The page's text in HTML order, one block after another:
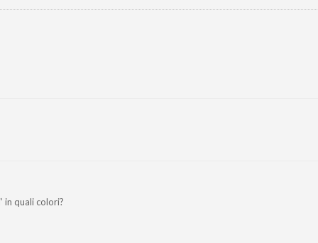
in quali colori?